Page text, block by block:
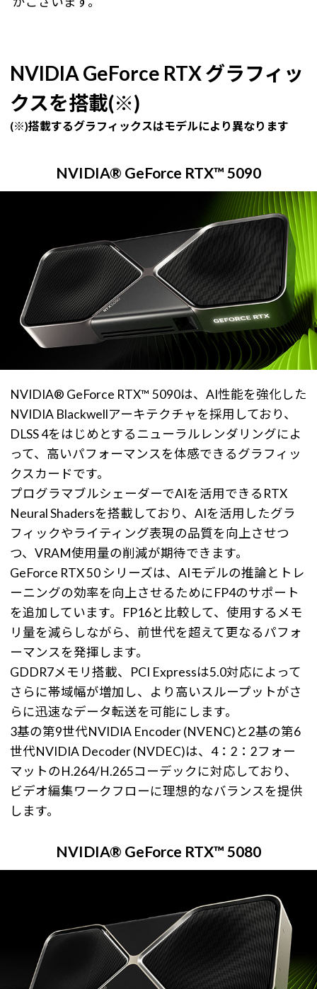
NVIDIA GeForce RTX グラフィッ
クスを搭載(※)
(※)搭載するグラフィックスはモデルにより異なります
NVIDIA® GeForce RTX™ 5090
NVIDIA® GeForce RTX™ 5090は、AI性能を強化した
NVIDIA Blackwellアーキテクチャを採用しており、
DLSS 4をはじめとするニューラルレンダリングによ
って、高いパフォーマンスを体感できるグラフィッ
クスカードです。
プログラマブルシェーダーでAIを活用できるRTX
Neural Shadersを搭載しており、AIを活用したグラ
フィックやライティング表現の品質を向上させつ
つ、VRAM使用量の削減が期待できます。
GeForce RTX 50 シリーズは、AIモデルの推論とトレ
ーニングの効率を向上させるためにFP4のサポート
を追加しています。FP16と比較して、使用するメモ
リ量を減らしながら、前世代を超えて更なるパフォ
ーマンスを発揮します。
GDDR7メモリ搭載、PCI Expressは5.0対応によって
さらに帯域幅が増加し、より高いスループットがさ
らに迅速なデータ転送を可能にします。
3基の第9世代NVIDIA Encoder (NVENC)と2基の第6
世代NVIDIA Decoder (NVDEC)は、4：2：2フォー
マットのH.264/H.265コーデックに対応しており、
ビデオ編集ワークフローに理想的なバランスを提供
します。
NVIDIA® GeForce RTX™ 5080